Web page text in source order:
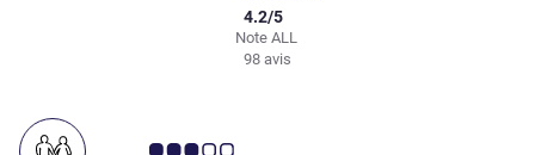
Note ALL
4.2/5
98 avis
Note Avis clients 3.0/5